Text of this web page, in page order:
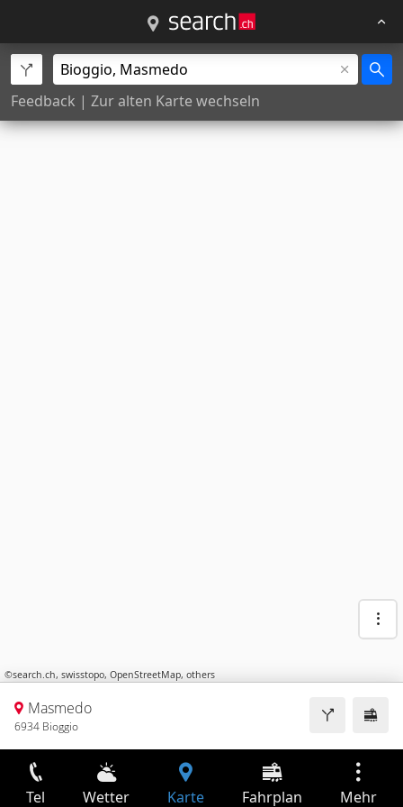
Feedback | Zur alten Karte wechseln
©search.ch, swisstopo, OpenStreetMap, others
Masmedo
6934 Bioggio
Tel Wetter Karte Fahrplan Mehr